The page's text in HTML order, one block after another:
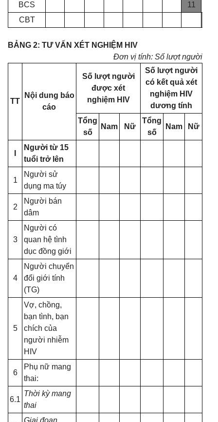
BCS
11
CBT
BẢNG 2: TƯ VẤN XÉT NGHIỆM HIV
Đơn vị tính: Số lượt người
TT
Nội dung báo
cáo
Số lượt người
được xét
nghiệm HIV
Số lượt người
có kết quả xét
nghiệm HIV
dương tính
Tổng
số
Nam Nữ
Tổng
số
Nam Nữ
Người từ 15
tuổi trở lên
1
Người sử
dụng ma túy
2
Người bán
dâm
3
Người có
quan hệ tình
dục đồng giới
4
Người chuyển
đổi giới tính
(TG)
5
Vợ, chồng,
bạn tình, bạn
chích của
người nhiễm
HIV
6
Phụ nữ mang
thai:
6.1
Thời kỳ mang
thai
Giai đoạn